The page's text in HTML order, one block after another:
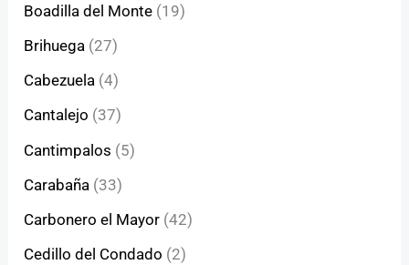
Boadilla del Monte (19)
Brihuega (27)
Cabezuela (4)
Cantalejo (37)
Cantimpalos (5)
Carabaña (33)
Carbonero el Mayor (42)
Cedillo del Condado (2)